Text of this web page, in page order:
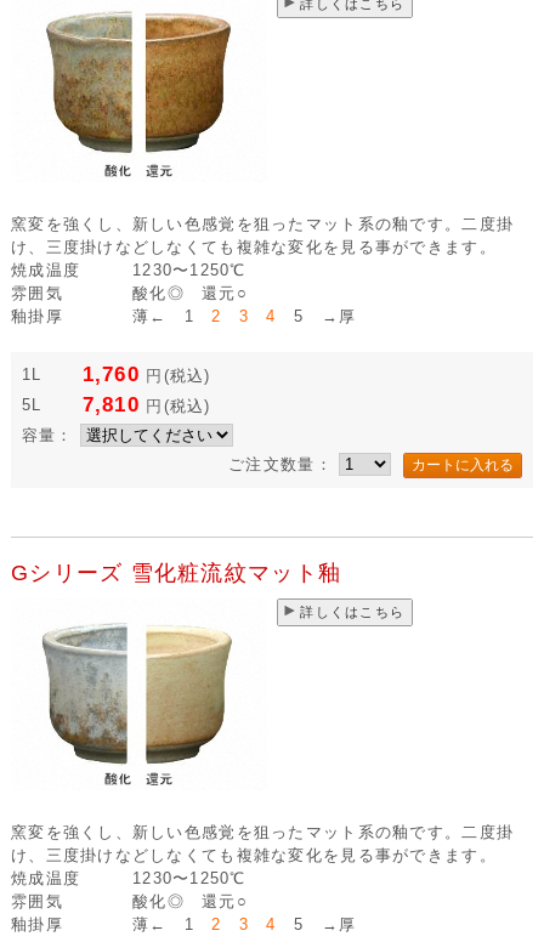
詳しくはこちら
窯変を強くし、新しい色感覚を狙ったマット系の釉です。二度掛
け、三度掛けなどしなくても複雑な変化を見る事ができます。
焼成温度
1230〜1250℃
雰囲気
酸化◎ 還元○
釉掛厚
薄← 12 3 4 5 →厚
1L 1,760 円 (税込)
5L
7,810 円 (税込)
容量：
ご注文数量：
Gシリーズ 雪化粧流紋マット釉
詳しくはこちら
窯変を強くし、新しい色感覚を狙ったマット系の釉です。二度掛
け、三度掛けなどしなくても複雑な変化を見る事ができます。
焼成温度
1230〜1250℃
雰囲気
酸化◎ 還元○
釉掛厚
薄← 12 3 4 5 →厚